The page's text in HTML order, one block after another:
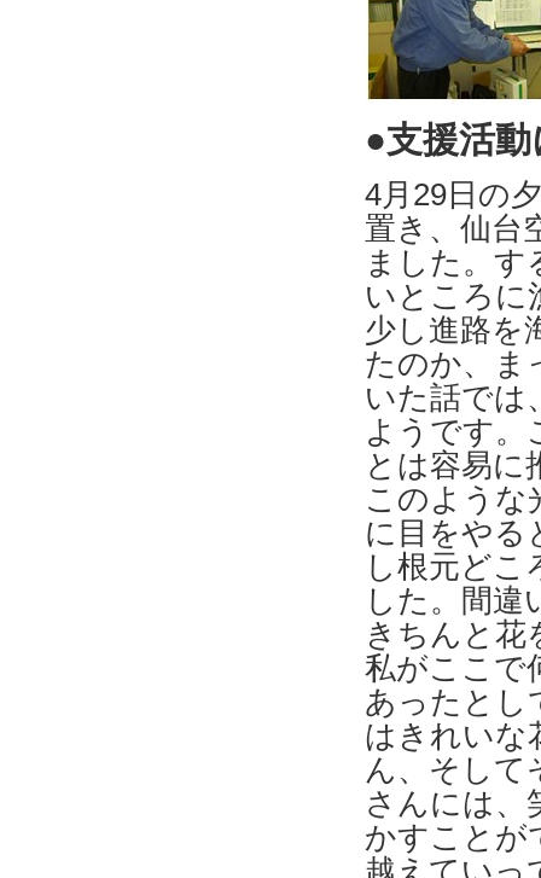
●支援活
4月29日の
置き、仙台
ました。
いところに
少し進路を
たのか、ま
いた話では
ようです。
とは容易に
このような
に目をやる
し根元どこ
した。間
きちんと花
私がここで
あったとし
はきれいな
ん、そして
さんには、
かすことが
越えていっ